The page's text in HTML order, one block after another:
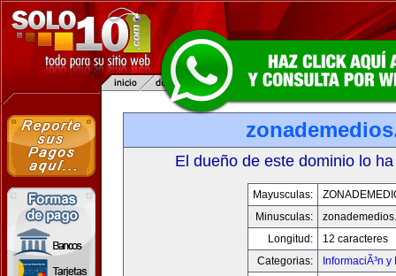
El dueño de este dominio lo
Mayusculas:
Minusculas:
Longitud:
12 caracteres
Categorias:
InformaciÃ³n